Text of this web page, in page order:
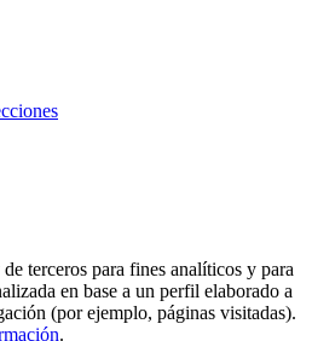
terceros para fines analíticos y para
en base a un perfil elaborado a
(por ejemplo, páginas visitadas).
.